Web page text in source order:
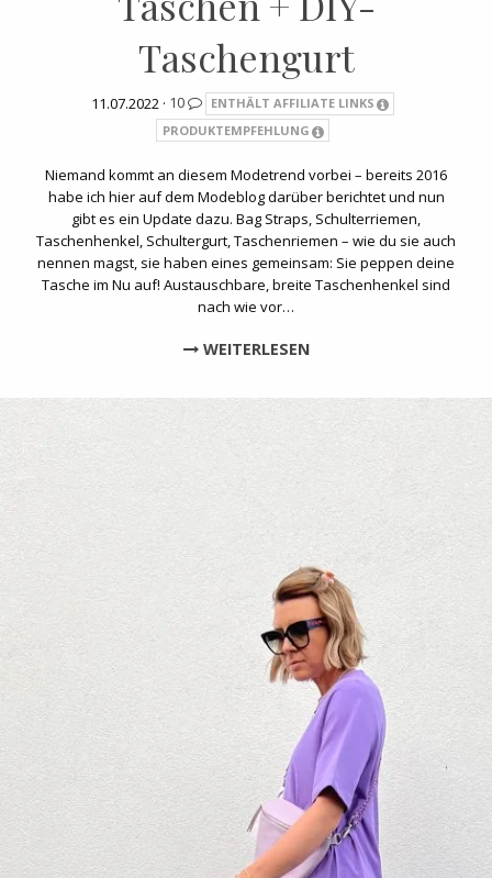
Taschengurt
11.07.2022 · 10
ENTHÄLT AFFILIATE LINKS
PRODUKTEMPFEHLUNG
Niemand kommt an diesem Modetrend vorbei – bereits 2016
habe ich hier auf dem Modeblog darüber berichtet und nun
gibt es ein Update dazu. Bag Straps, Schulterriemen,
Taschenhenkel, Schultergurt, Taschenriemen – wie du sie auch
nennen magst, sie haben eines gemeinsam: Sie peppen deine
Tasche im Nu auf! Austauschbare, breite Taschenhenkel sind
nach wie vor…
WEITERLESEN